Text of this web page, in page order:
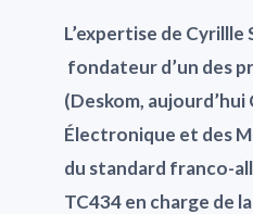
L’expertise de
fondateur d’un des
(Deskom,
Électronique et des
du standard franco-
TC434 en charge de